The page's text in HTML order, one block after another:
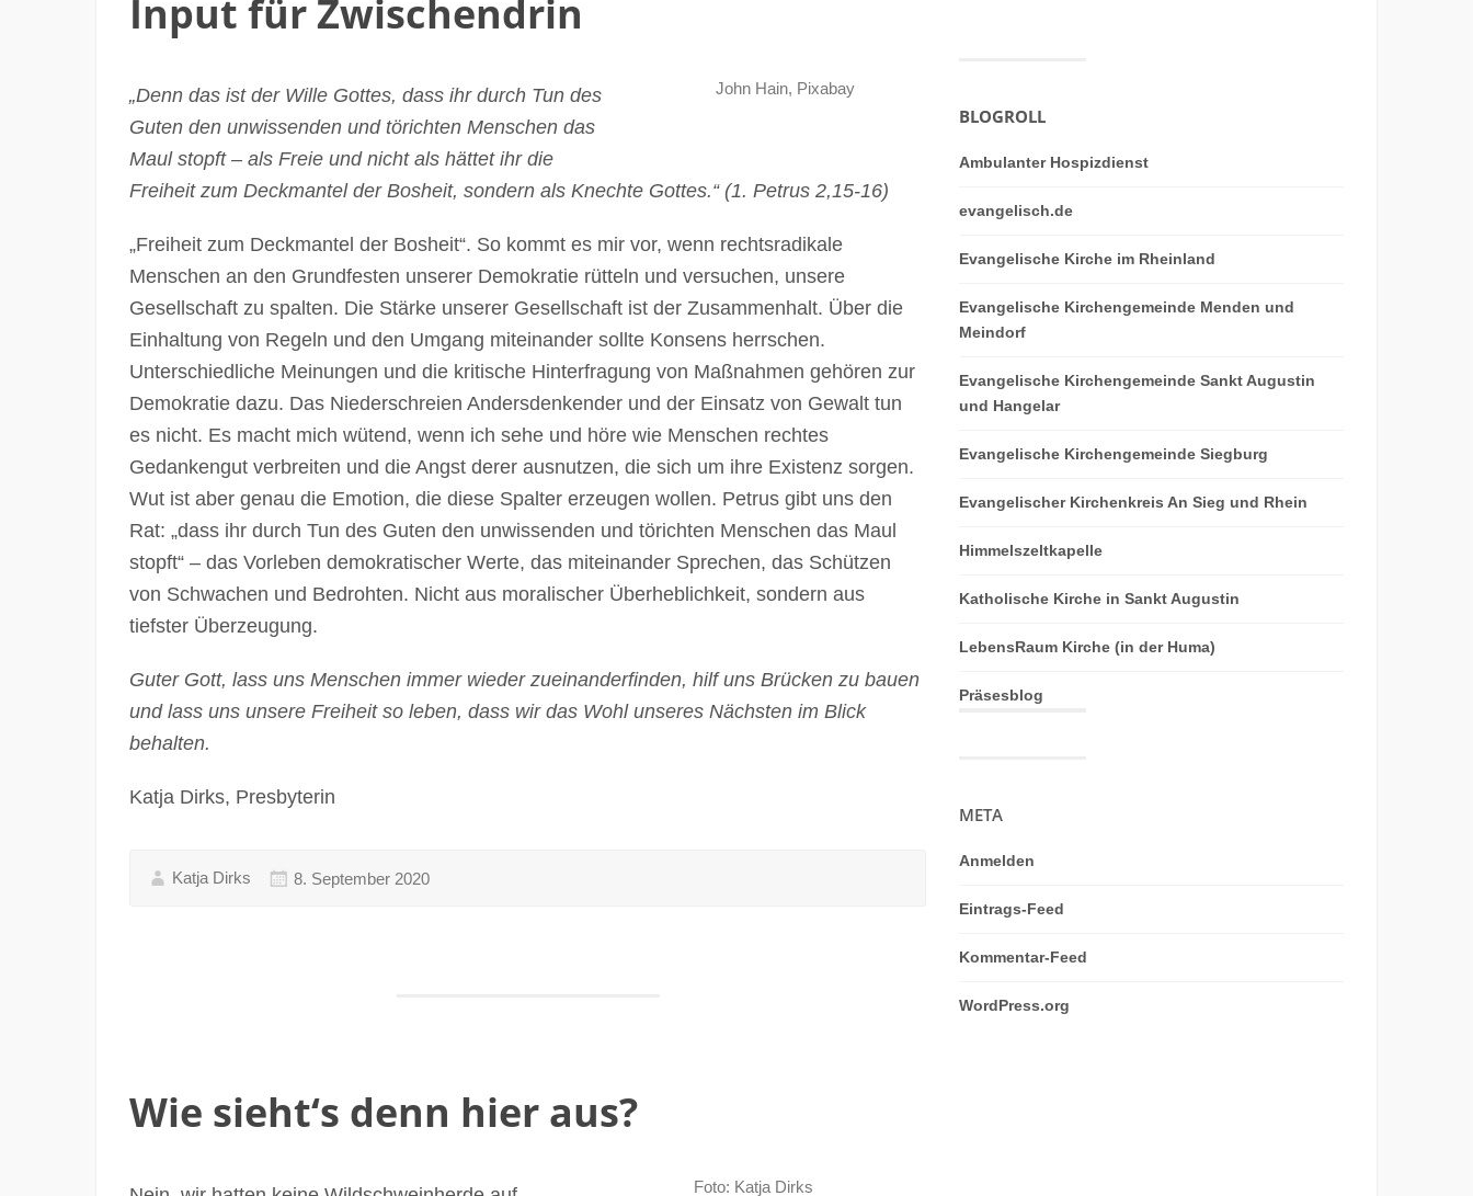
Input für Zwischendrin
John Hain, Pixabay
„Denn das ist der Wille Gottes, dass ihr durch Tun des
Guten den unwissenden und törichten Menschen das
Maul stopft – als Freie und nicht als hättet ihr die
Freiheit zum Deckmantel der Bosheit, sondern als Knechte Gottes.“ (1. Petrus 2,15-16)
„Freiheit zum Deckmantel der Bosheit“. So kommt es mir vor, wenn rechtsradikale
Menschen an den Grundfesten unserer Demokratie rütteln und versuchen, unsere
Gesellschaft zu spalten. Die Stärke unserer Gesellschaft ist der Zusammenhalt. Über die
Einhaltung von Regeln und den Umgang miteinander sollte Konsens herrschen.
Unterschiedliche Meinungen und die kritische Hinterfragung von Maßnahmen gehören zur
Demokratie dazu. Das Niederschreien Andersdenkender und der Einsatz von Gewalt tun
es nicht. Es macht mich wütend, wenn ich sehe und höre wie Menschen rechtes
Gedankengut verbreiten und die Angst derer ausnutzen, die sich um ihre Existenz sorgen.
Wut ist aber genau die Emotion, die diese Spalter erzeugen wollen. Petrus gibt uns den
Rat: „dass ihr durch Tun des Guten den unwissenden und törichten Menschen das Maul
stopft“ – das Vorleben demokratischer Werte, das miteinander Sprechen, das Schützen
von Schwachen und Bedrohten. Nicht aus moralischer Überheblichkeit, sondern aus
tiefster Überzeugung.
Guter Gott, lass uns Menschen immer wieder zueinanderfinden, hilf uns Brücken zu bauen
und lass uns unsere Freiheit so leben, dass wir das Wohl unseres Nächsten im Blick
behalten.
Katja Dirks, Presbyterin
Katja Dirks 8. September 2020
Wie sieht‘s denn hier aus?
Foto: Katja Dirks
BLOGROLL
Ambulanter Hospizdienst
evangelisch.de
Evangelische Kirche im Rheinland
Evangelische Kirchengemeinde Menden und
Meindorf
Evangelische Kirchengemeinde Sankt Augustin
und Hangelar
Evangelische Kirchengemeinde Siegburg
Evangelischer Kirchenkreis An Sieg und Rhein
Himmelszeltkapelle
Katholische Kirche in Sankt Augustin
LebensRaum Kirche (in der Huma)
Präsesblog
META
Anmelden
Eintrags-Feed
Kommentar-Feed
WordPress.org